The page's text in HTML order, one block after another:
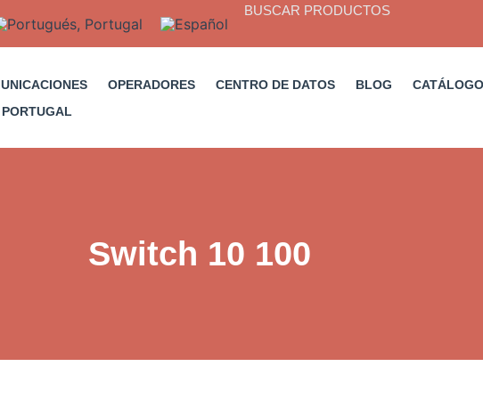
BUSCAR PRODUCTOS
OPERADORES CENTRO DE DATOS BLOG
Switch 10 100